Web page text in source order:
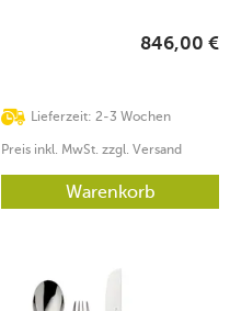
Lieferzeit: 2-3 Wochen
846,00 €
Preis inkl. MwSt. zzgl. Versand
Warenkorb